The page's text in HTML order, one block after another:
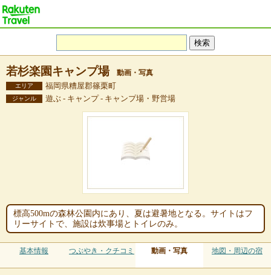
若杉楽園キャンプ場 動画・写真
エリア 福岡県糟屋郡篠栗町
ジャンル 遊ぶ - キャンプ - キャンプ場・野営場
標高500mの森林公園内にあり、夏は避暑地となる。サイトはフ
リーサイトで、施設は炊事場とトイレのみ。
基本情報 つぶやき・クチコミ 動画・写真 地図・周辺の宿